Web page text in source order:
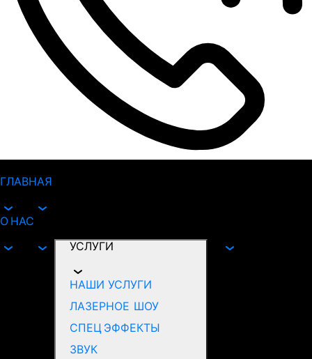
ГЛАВНАЯ
О НАС
УСЛУГИ
НАШИ УСЛУГИ
ЛАЗЕРНОЕ ШОУ
СПЕЦ ЭФФЕКТЫ
ЗВУК